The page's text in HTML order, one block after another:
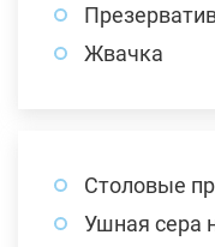
Жвачка
Столовые
Ушная сера